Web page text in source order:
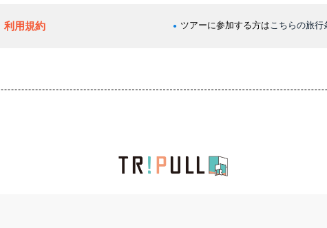
利用規約 ツアーに参加する方はこちらの旅行